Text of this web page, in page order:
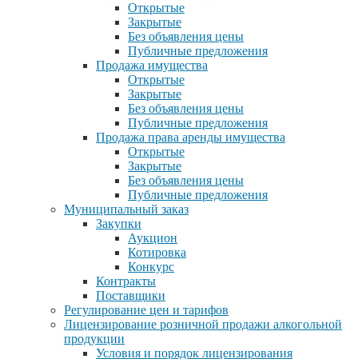
Открытые
Закрытые
Без объявления цены
Публичные предложения
Продажа имущества
Открытые
Закрытые
Без объявления цены
Публичные предложения
Продажа права аренды имущества
Открытые
Закрытые
Без объявления цены
Публичные предложения
Муниципальный заказ
Закупки
Аукцион
Котировка
Конкурс
Контракты
Поставщики
Регулирование цен и тарифов
Лицензирование розничной продажи алкогольной
продукции
Условия и порядок лицензирования